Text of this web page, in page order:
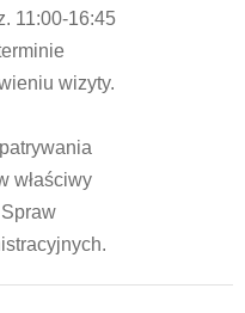
11:00-16:45
wizyty.
właściwy